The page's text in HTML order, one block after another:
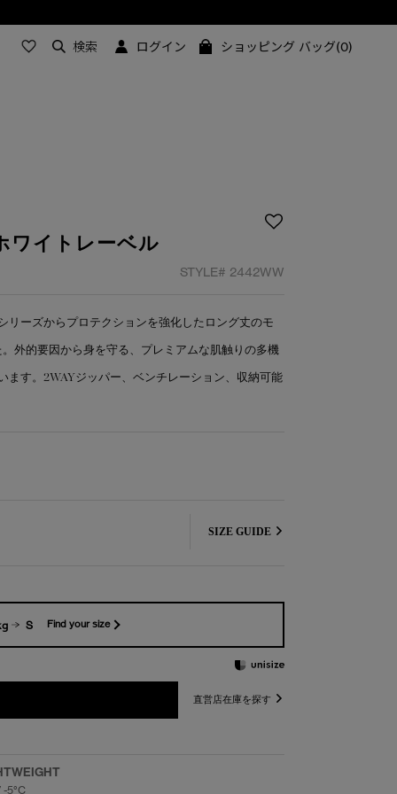
検索 ログイン ショッピング バッグ(0)
ワイトレーベル
STYLE# 2442WW
リーズからプロテクションを強化したロング丈のモ
外的要因から身を守る、プレミアムな肌触りの多機
ます。2WAYジッパー、ベンチレーション、収納可能
SIZE GUIDE
S Find your size
直営店在庫を探す
-5°C